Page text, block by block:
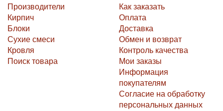
Производители
Кирпич
Блоки
Сухие смеси
Кровля
Поиск товара
Как заказать
Оплата
Доставка
Обмен и возврат
Контроль качества
Мои заказы
Информация
покупателям
Согласие на обработку
персональных данных